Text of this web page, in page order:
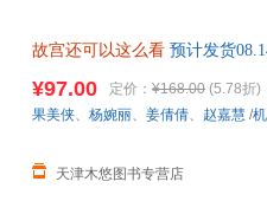
故宫还可以这么看 预计发货
¥97.00 定价： ¥168.00 (5.78折)
天津木悠图书专营店
果美侠、 杨婉丽、 姜倩倩、 赵嘉慧 /